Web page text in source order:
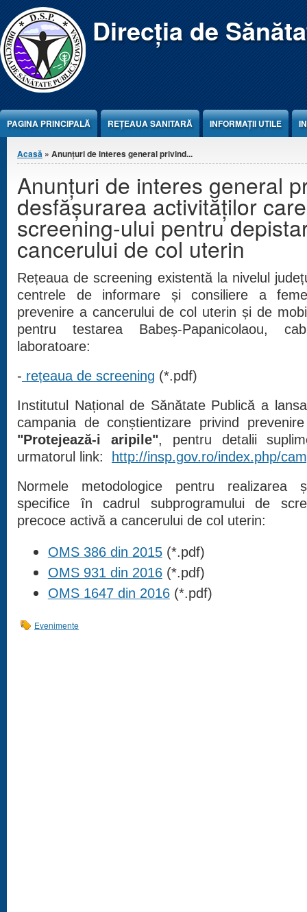
Jump to Content Direcția de
PAGINA PRINCIPALĂ REŢEAUA SANITARĂ INFORMAȚII UTILE
Eşti aici
Acasă » Anunțuri de interes general privind...
Anunțuri de interes general
desfășurarea activităților
screening-ului pentru
cancerului de col uterin
Rețeaua de screening existentă la nivelul
centrele de informare și consiliere a
prevenire a cancerului de col uterin și de
pentru testarea Babeș-Papanicolaou,
laboratoare:
- rețeaua de screening (*.pdf)
Institutul Național de Sănătate Publică a
campania de conștientizare privind
"Protejează-i aripile", pentru detalii
urmatorul link:
http://insp.gov.ro/index.php/
Normele metodologice pentru realizarea
specifice în cadrul subprogramului de
precoce activă a cancerului de col uterin:
OMS 386 din 2015(*.pdf)
OMS 931 din 2016(*.pdf)
OMS 1647 din 2016(*.pdf)
Evenimente